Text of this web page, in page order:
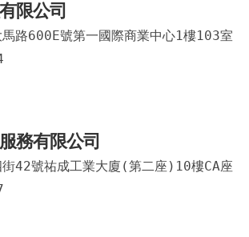
限公司
路600E號第一國際商業中心1樓103室
務有限公司
街42號祐成工業大廈(第二座)10樓CA座